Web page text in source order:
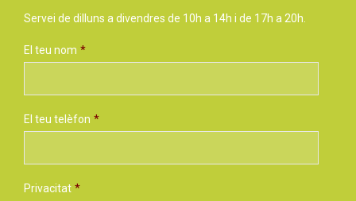
Servei de dilluns a divendres de 10h a 14h i de 17h a 20h.
El teu nom *
El teu telèfon *
Privacitat *